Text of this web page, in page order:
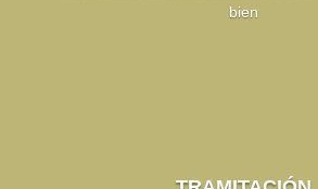
bien